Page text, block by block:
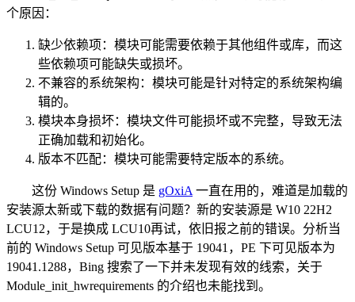
个原因：
缺少依赖项：模块可能需要依赖于其他组件或库，而这
些依赖项可能缺失或损坏。
不兼容的系统架构：模块可能是针对特定的系统架构编
辑的。
模块本身损坏：模块文件可能损坏或不完整，导致无法
正确加载和初始化。
版本不匹配：模块可能需要特定版本的系统。
这份 Windows Setup 是 gOxiA一直在用的，难道是加载的
安装源太新或下载的数据有问题？新的安装源是 W10 22H2
LCU12，于是换成 LCU10再试，依旧报之前的错误。分析当
前的 Windows Setup 可见版本基于 19041，PE 下可见版本为
19041.1288，Bing 搜索了一下并未发现有效的线索，关于
Module_init_hwrequirements 的介绍也未能找到。